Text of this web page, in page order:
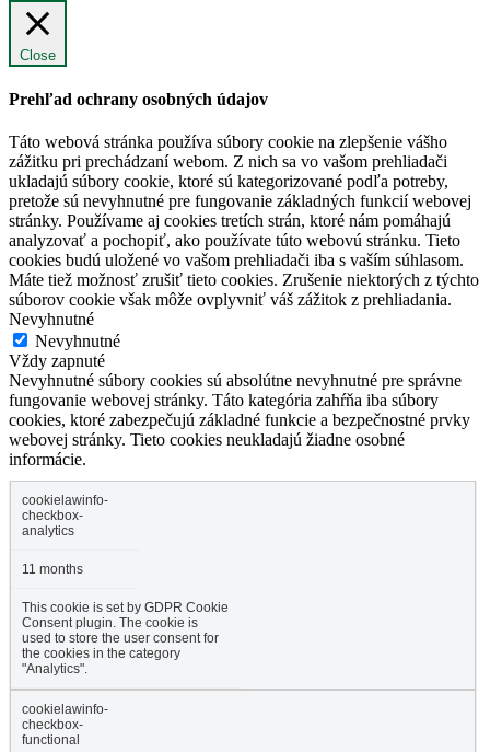
Close
Prehľad ochrany osobných údajov
Táto webová stránka používa súbory cookie na zlepšenie vášho
zážitku pri prechádzaní webom. Z nich sa vo vašom prehliadači
ukladajú súbory cookie, ktoré sú kategorizované podľa potreby,
pretože sú nevyhnutné pre fungovanie základných funkcií webovej
stránky. Používame aj cookies tretích strán, ktoré nám pomáhajú
analyzovať a pochopiť, ako používate túto webovú stránku. Tieto
cookies budú uložené vo vašom prehliadači iba s vaším súhlasom.
Máte tiež možnosť zrušiť tieto cookies. Zrušenie niektorých z týchto
súborov cookie však môže ovplyvniť váš zážitok z prehliadania.
Nevyhnutné
Nevyhnutné
Vždy zapnuté
Nevyhnutné súbory cookies sú absolútne nevyhnutné pre správne
fungovanie webovej stránky. Táto kategória zahŕňa iba súbory
cookies, ktoré zabezpečujú základné funkcie a bezpečnostné prvky
webovej stránky. Tieto cookies neukladajú žiadne osobné
informácie.
cookielawinfo-
checkbox-
analytics
11 months
This cookie is set by GDPR Cookie
Consent plugin. The cookie is
used to store the user consent for
the cookies in the category
"Analytics".
cookielawinfo-
checkbox-
functional